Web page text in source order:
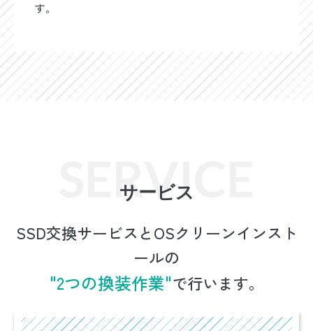
す。
サービス
SSD交換サービスとOSクリーンインスト
ールの
"2つの換装作業"で行います。